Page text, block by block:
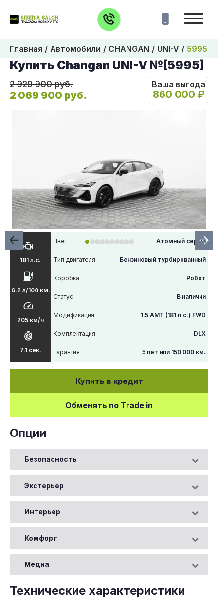
Главная Автомобили CHANGAN UNI-V 5995
Купить Changan UNI-V №[5995]
2 929 900 руб.
2 069 900 руб.
Ваша выгода
860 000 ₽
181 л.с.
6.2 л/100 км.
205 км/ч
7.1 сек.
Цвет Атомный серый
Тип двигателя Бензиновый турбированный
Коробка Робот
Статус В наличии
Модификация 1.5 AMT (181 л.с.) FWD
Комплектация DLX
Гарантия 5 лет или 150 000 км.
Купить в кредит
Обменять по Trade in
Опции
Безопасность
Экстерьер
Интерьер
Комфорт
Медиа
Технические характеристики